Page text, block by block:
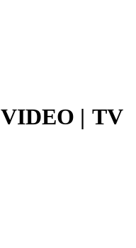
VIDEO | TV